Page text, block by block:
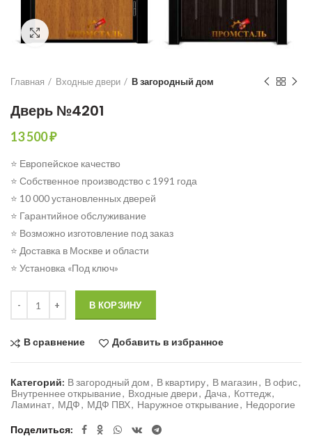
Click to enlarge
Главная Входные двери В загородный дом
Дверь №4201
13 500₽
⭐ Европейское качество
⭐ Собственное производство с 1991 года
⭐ 10 000 установленных дверей
⭐ Гарантийное обслуживание
⭐ Возможно изготовление под заказ
⭐ Доставка в Москве и области
⭐ Установка «Под ключ»
В КОРЗИНУ
В сравнение Добавить в избранное
Категорий: В загородный дом, В квартиру, В магазин, В офис,
Внутреннее открывание, Входные двери, Дача, Коттедж,
Ламинат, МДФ, МДФ ПВХ, Наружное открывание, Недорогие
Поделиться